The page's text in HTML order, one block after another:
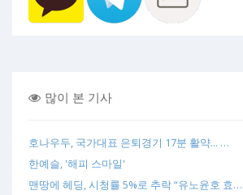
많이 본 기사
호나우두, 국가대표 은퇴경기 17분 활약... …
한예슬, '해피 스마일'
맨땅에 헤딩, 시청률 5%로 추락 “유노윤호 효…